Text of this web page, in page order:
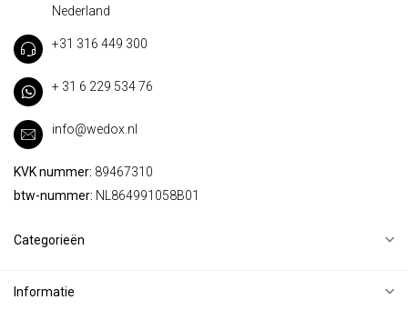
Nederland
+31 316 449 300
+ 31 6 229 534 76
info@wedox.nl
KVK nummer: 89467310
btw-nummer: NL864991058B01
Categorieën
Informatie